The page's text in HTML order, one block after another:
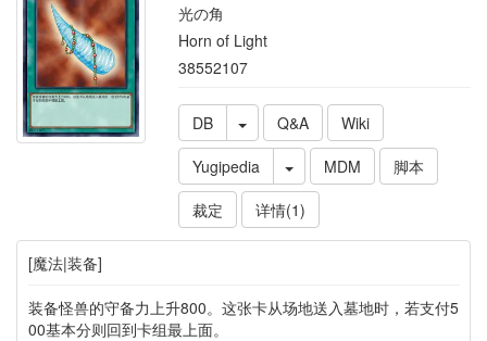
光の角
Horn of Light
38552107
DB Q&A
Wiki
Yugipedia
MDM
脚本
裁定
详情(1)
[魔法|装备]
装备怪兽的守备力上升800。这张卡从场地送入墓地时，若支付5
00基本分则回到卡组最上面。